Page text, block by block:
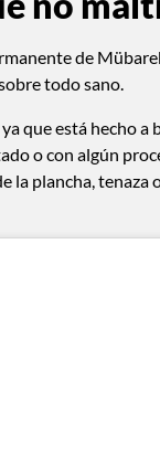
de
todo sano.
que está hecho a
o con algún
plancha, tenaza